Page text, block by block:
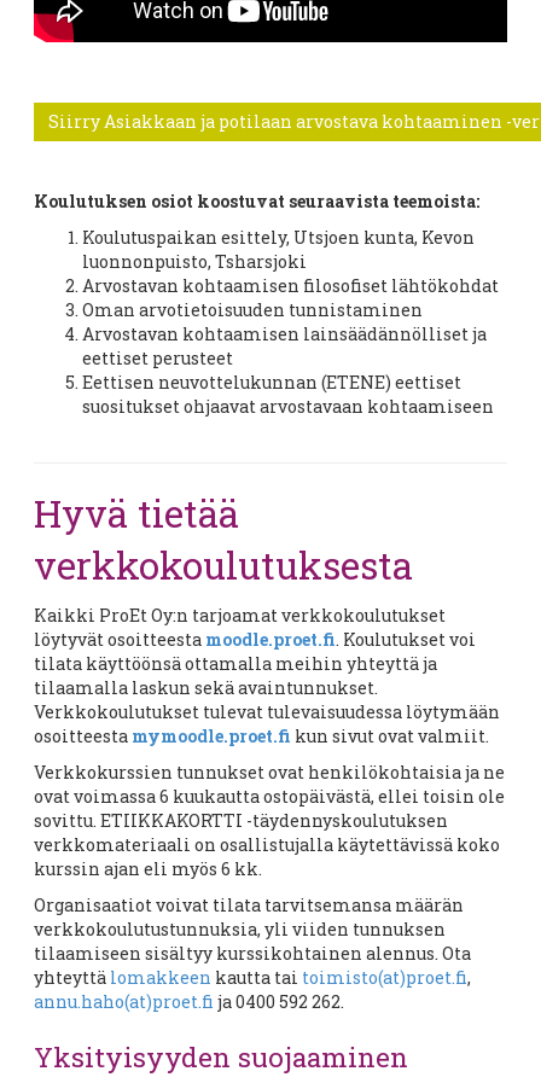
Siirry Asiakkaan ja potilaan arvostava kohtaaminen -
Koulutuksen osiot koostuvat seuraavista teemoista:
Koulutuspaikan esittely, Utsjoen kunta, Kevon
luonnonpuisto, Tsharsjoki
Arvostavan kohtaamisen filosofiset lähtökohdat
Oman arvotietoisuuden tunnistaminen
Arvostavan kohtaamisen lainsäädännölliset ja
eettiset perusteet
Eettisen neuvottelukunnan (ETENE) eettiset
suositukset ohjaavat arvostavaan kohtaamiseen
Hyvä tietää
verkkokoulutuksesta
Kaikki ProEt Oy:n tarjoamat verkkokoulutukset
löytyvät osoitteesta moodle.proet.fi. Koulutukset voi
tilata käyttöönsä ottamalla meihin yhteyttä ja
tilaamalla laskun sekä avaintunnukset.
Verkkokoulutukset tulevat tulevaisuudessa löytymään
osoitteesta mymoodle.proet.fi kun sivut ovat valmiit.
Verkkokurssien tunnukset ovat henkilökohtaisia ja ne
ovat voimassa 6 kuukautta ostopäivästä, ellei toisin ole
sovittu. ETIIKKAKORTTI -täydennyskoulutuksen
verkkomateriaali on osallistujalla käytettävissä koko
kurssin ajan eli myös 6 kk.
Organisaatiot voivat tilata tarvitsemansa määrän
verkkokoulutustunnuksia, yli viiden tunnuksen
tilaamiseen sisältyy kurssikohtainen alennus. Ota
yhteyttä lomakkeen kautta tai toimisto(at)proet.fi,
annu.haho(at)proet.fi ja 0400 592 262.
Yksityisyyden suojaaminen